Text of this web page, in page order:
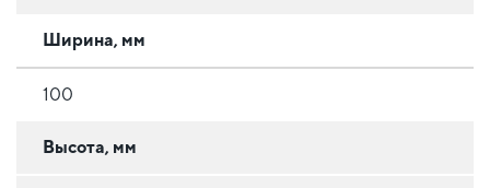
Ширина, мм
100
Высота, мм